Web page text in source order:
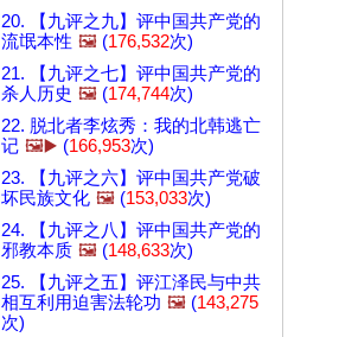
20. 【九评之九】评中国共产党的
流氓本性 🖼️ (176,532次)
21. 【九评之七】评中国共产党的
杀人历史 🖼️ (174,744次)
22. 脱北者李炫秀：我的北韩逃亡
记 🖼️▶️ (166,953次)
23. 【九评之六】评中国共产党破
坏民族文化 🖼️ (153,033次)
24. 【九评之八】评中国共产党的
邪教本质 🖼️ (148,633次)
25. 【九评之五】评江泽民与中共
相互利用迫害法轮功 🖼️ (143,275
次)